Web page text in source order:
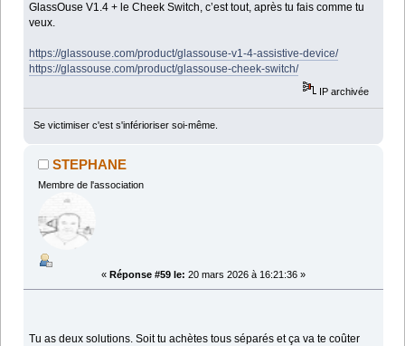
GlassOuse V1.4 + le Cheek Switch, c’est tout, après tu fais comme tu
veux.
https://glassouse.com/product/glassouse-v1-4-assistive-device/
https://glassouse.com/product/glassouse-cheek-switch/
IP archivée
Se victimiser c'est s'inférioriser soi-même.
STEPHANE
Membre de l'association
« Réponse #59 le: 20 mars 2026 à 16:21:36 »
Tu as deux solutions. Soit tu achètes tous séparés et ça va te coûter